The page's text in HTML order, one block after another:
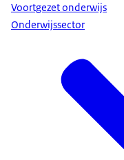
Drie, Signalen:
Ook houden we
Krijgen we een
leraren, of via
ernstig signaal is.
Dan gaan
Voortgezet onderwijs
Onderwijssector